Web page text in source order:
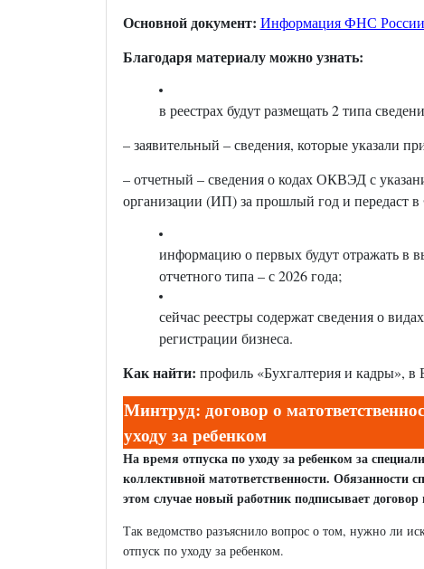
Основной документ: Информация ФНС России
Благодаря материалу можно узнать:
в реестрах будут размещать 2 типа
– заявительный – сведения, которые указали
– отчетный – сведения о кодах ОКВЭД с
организации (ИП) за прошлый год и передаст
информацию о первых будут отражать в
отчетного типа – с 2026 года;
сейчас реестры содержат сведения о
регистрации бизнеса.
Как найти: профиль «Бухгалтерия и кадры», в
Минтруд: договор о
уходу за ребенком
На время отпуска по уходу за ребенком за
коллективной матответственности. Обязанности
этом случае новый работник подписывает
Так ведомство разъяснило вопрос о том, нужно ли
отпуск по уходу за ребенком.